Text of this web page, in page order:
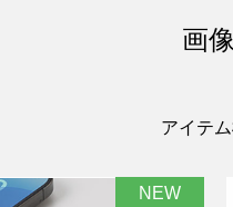
画
アイテ
NEW